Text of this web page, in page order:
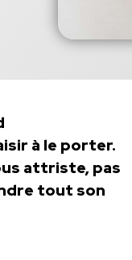
à le porter.
attriste, pas
tout son